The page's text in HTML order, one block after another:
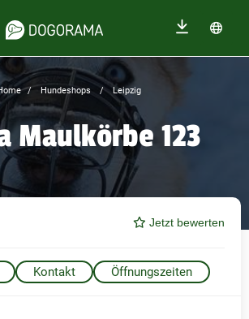
Hundeshops Leipzig
Maulkörbe 123
Jetzt bewerten
Kontakt Öffnungszeiten